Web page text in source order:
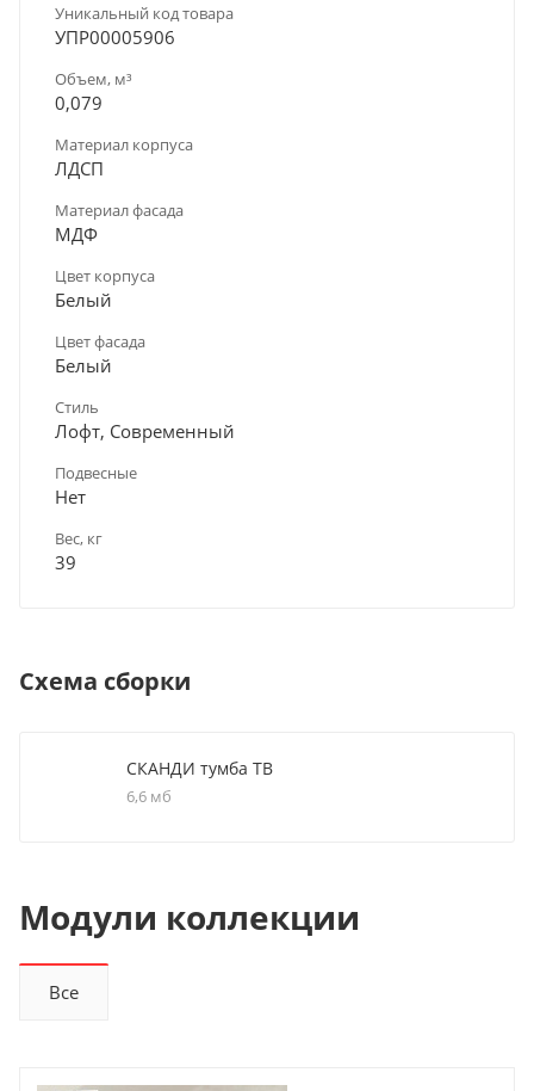
Уникальный код товара
УПР00005906
Объем, м³
0,079
Материал корпуса
ЛДСП
Материал фасада
МДФ
Цвет корпуса
Белый
Цвет фасада
Белый
Стиль
Лофт, Современный
Подвесные
Нет
Вес, кг
39
Схема сборки
СКАНДИ тумба ТВ
6,6 мб
Модули коллекции
Все